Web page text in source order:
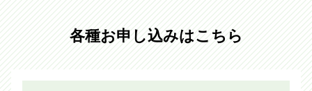
各種お申し込みはこちら